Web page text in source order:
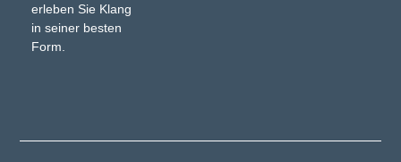
erleben Sie Klang
in seiner besten
Form.